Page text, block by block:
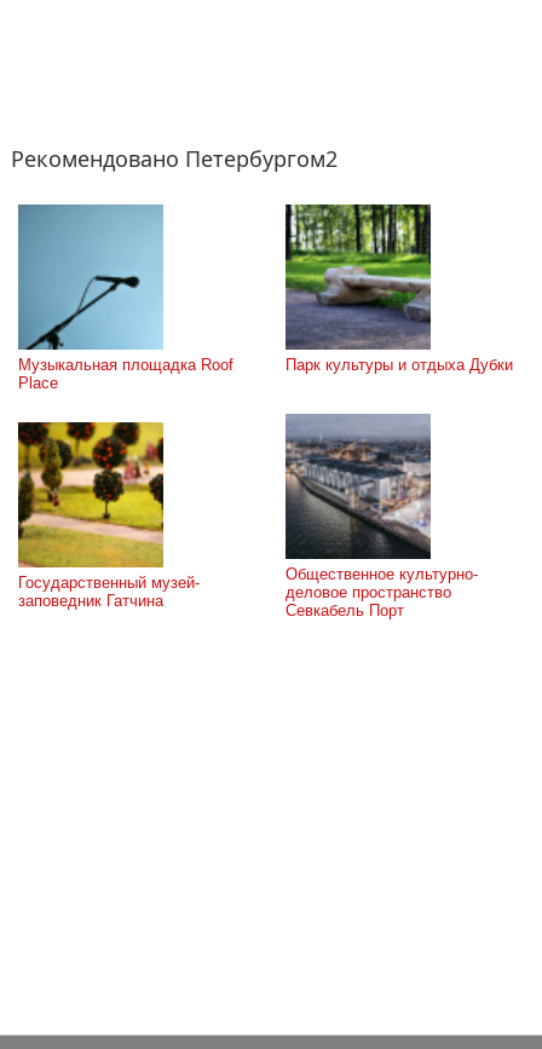
Рекомендовано Петербургом2
Музыкальная площадка Roof
Place
Парк культуры и отдыха Дубки
Государственный музей-
заповедник Гатчина
Общественное культурно-
деловое пространство
Севкабель Порт